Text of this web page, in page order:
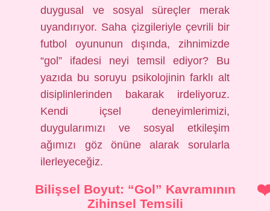
duygusal ve sosyal süreçler merak
uyandırıyor. Saha çizgileriyle çevrili bir
futbol oyununun dışında, zihnimizde
“gol” ifadesi neyi temsil ediyor? Bu
yazıda bu soruyu psikolojinin farklı alt
disiplinlerinden bakarak irdeliyoruz.
Kendi içsel deneyimlerimizi,
duygularımızı ve sosyal etkileşim
ağımızı göz önüne alarak sorularla
ilerleyeceğiz.
Bilişsel Boyut: “Gol” Kavramının
Zihinsel Temsili